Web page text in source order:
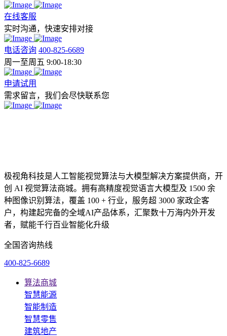
在线客服
实时沟通，快速安排对接
电话咨询 400-825-6689
周一至周五 9:00-18:30
申请试用
需求留言，我们会尽快联系您
极视角科技是人工智能视觉算法与大模型解决方案提供商，开
创 AI 视觉算法商城。拥有高精度视觉语言大模型及 1500 余
种图像识别算法，覆盖 100 + 行业，服务超 3000 家政企客
户，构建起完备的全域AI产品体系，汇聚数十万海内外开发
者，赋能千行百业智能化升级
全国咨询热线
400-825-6689
算法商城
智慧能源
智能制造
智慧零售
建筑地产